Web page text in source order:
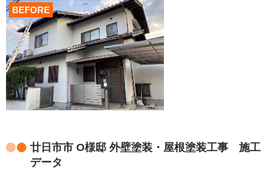
BEFORE
廿日市市 O様邸 外壁塗装・屋根塗装工事 施工
データ